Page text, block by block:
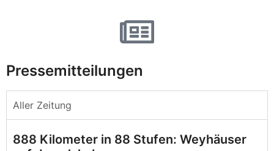
Pressemitteilungen
Aller Zeitung
888 Kilometer in 88 Stufen: Weyhäuser